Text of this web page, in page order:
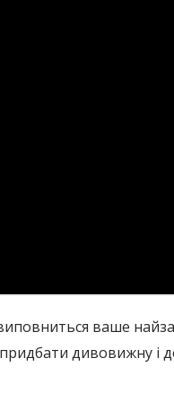
ваше
дивовижну і